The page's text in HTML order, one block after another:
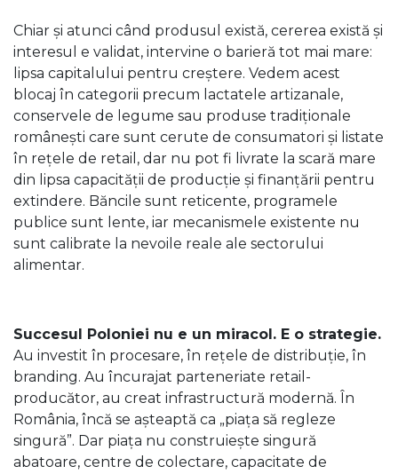
Chiar și atunci când produsul există, cererea există și
interesul e validat, intervine o barieră tot mai mare:
lipsa capitalului pentru creștere. Vedem acest
blocaj în categorii precum lactatele artizanale,
conservele de legume sau produse tradiționale
românești care sunt cerute de consumatori și listate
în rețele de retail, dar nu pot fi livrate la scară mare
din lipsa capacității de producție și finanțării pentru
extindere. Băncile sunt reticente, programele
publice sunt lente, iar mecanismele existente nu
sunt calibrate la nevoile reale ale sectorului
alimentar.
Succesul Poloniei nu e un miracol. E o strategie.
Au investit în procesare, în rețele de distribuție, în
branding. Au încurajat parteneriate retail-
producător, au creat infrastructură modernă. În
România, încă se așteaptă ca „piața să regleze
singură”. Dar piața nu construiește singură
abatoare, centre de colectare, capacitate de